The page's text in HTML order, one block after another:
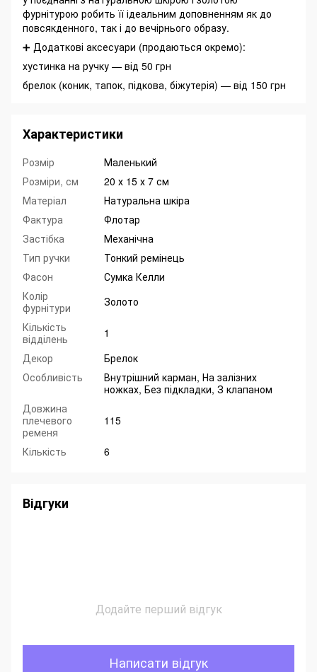
фурнітурою робить її ідеальним доповненням як до
повсякденного, так і до вечірнього образу.
➕ Додаткові аксесуари (продаються окремо):
хустинка на ручку — від 50 грн
брелок (коник, тапок, підкова, біжутерія) — від 150 грн
Характеристики
Розмір
Маленький
Розміри, см
20 х 15 х 7 см
Матеріал
Натуральна шкіра
Фактура
Флотар
Застібка
Механічна
Тип ручки
Тонкий ремінець
Фасон
Сумка Келли
Колір
фурнітури
Золото
Кількість
відділень
1
Декор
Брелок
Особливість
Внутрішний карман, На залізних
ножках, Без підкладки, З клапаном
Довжина
плечевого
ременя
115
Кількість 6
Відгуки
Додайте перший відгук
Написати відгук